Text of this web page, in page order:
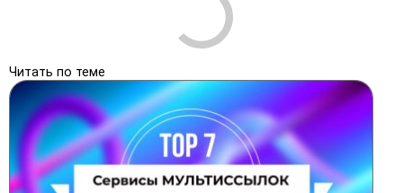
Читать по теме